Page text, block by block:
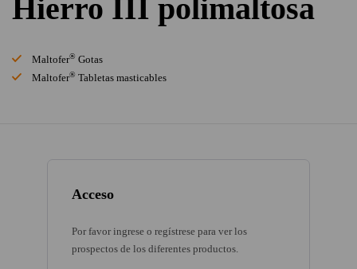
Acceso
Por favor ingrese o regístrese para ver los
prospectos de los diferentes productos.
Hierro III polimaltosa
Maltofer® Gotas
Maltofer® Tabletas masticables